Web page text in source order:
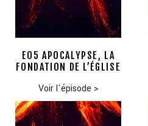
E05 APOCALYPSE, LA
FONDATION DE L’ÉGLISE
Voir l'épisode >